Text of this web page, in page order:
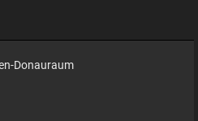
Donauraum